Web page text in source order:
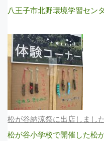
八王子市北野環境学習セン
松が谷納涼祭に出店しました
松が谷小学校で開催した松